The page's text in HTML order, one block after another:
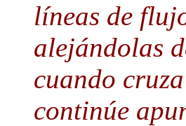
líneas de
alejándolas
cuando
continúe